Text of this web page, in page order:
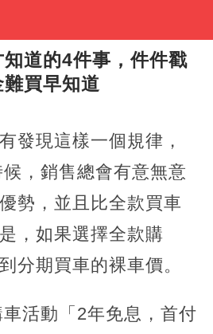
道的4件事，件件戳
買早知道
發現這樣一個規律，
，銷售總會有意無意
勢，並且比全款買車
，如果選擇全款購
分期買車的裸車價。
活動「2年免息，首付